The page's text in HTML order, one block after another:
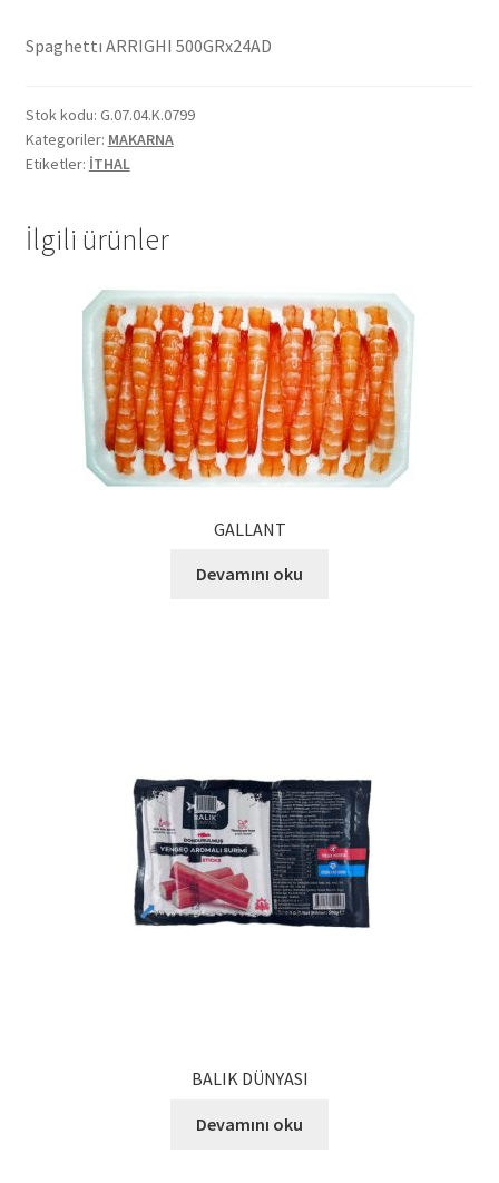
Hint Mutfağı
ISO Belgemiz
İtalyan Mutfağı
Spaghettı ARRIGHI 500GRx24AD
Stok kodu: G.07.04.K.0799
Kategoriler: MAKARNA
Etiketler: İTHAL
İlgili ürünler
GALLANT
Devamını oku
BALIK DÜNYASI
Devamını oku